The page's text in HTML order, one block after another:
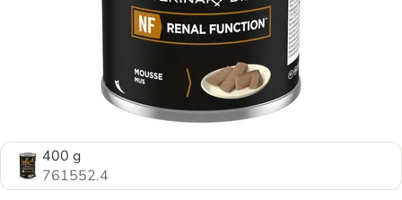
400 g
761552.4